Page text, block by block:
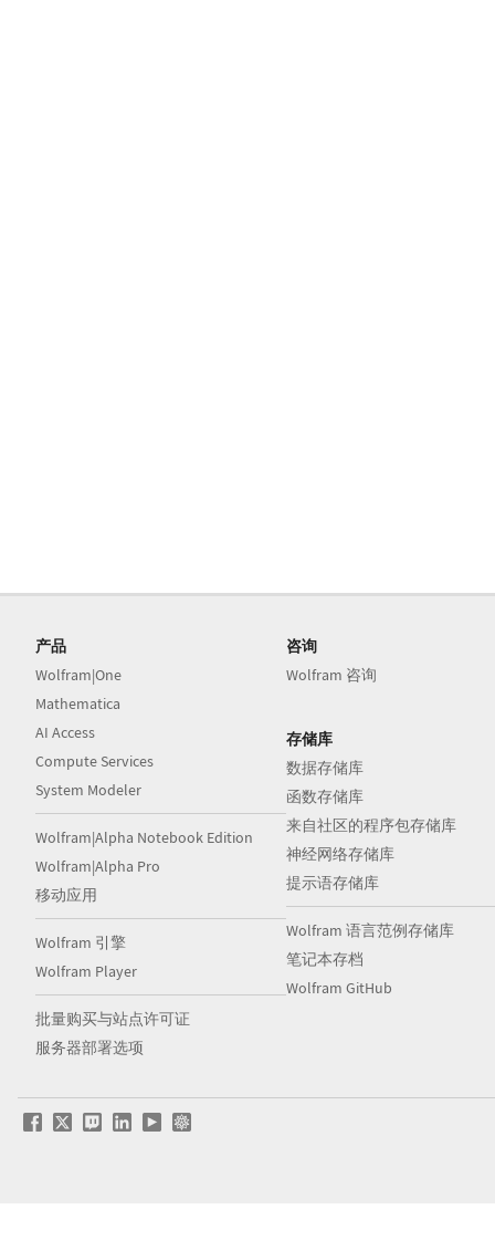
产品
Wolfram|One
Mathematica
AI Access
Compute Services
System Modeler
Wolfram|Alpha Notebook Edition
Wolfram|Alpha Pro
移动应用
Wolfram 引擎
Wolfram Player
批量购买与站点许可证
服务器部署选项
咨询
Wolfram 咨询
存储库
数据存储库
函数存储库
来自社区的程序包存储库
神经网络存储库
提示语存储库
Wolfram 语言范例存储库
笔记本存档
Wolfram GitHub